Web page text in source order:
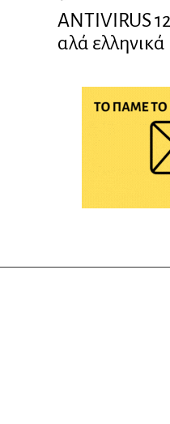
ANTIVIRUS
αλά ελληνικά